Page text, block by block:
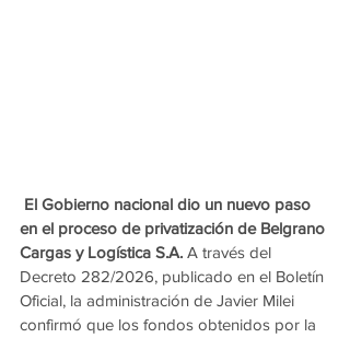
El Gobierno nacional dio un nuevo paso
en el proceso de privatización de Belgrano
Cargas y Logística S.A. A través del
Decreto 282/2026, publicado en el Boletín
Oficial, la administración de Javier Milei
confirmó que los fondos obtenidos por la